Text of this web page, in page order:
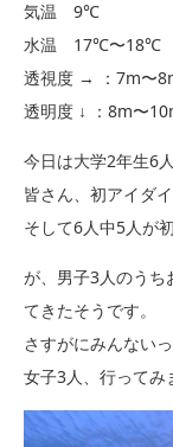
気温 9℃
水温 17℃〜18℃
透視度 → ：7m〜
透明度 ↓ ：8m〜
今日は大学2年生6
皆さん、初アイダイ
そして6人中5人が
が、男子3人のうち
てきたそうです。
さすがにみんない
女子3人、行ってみ